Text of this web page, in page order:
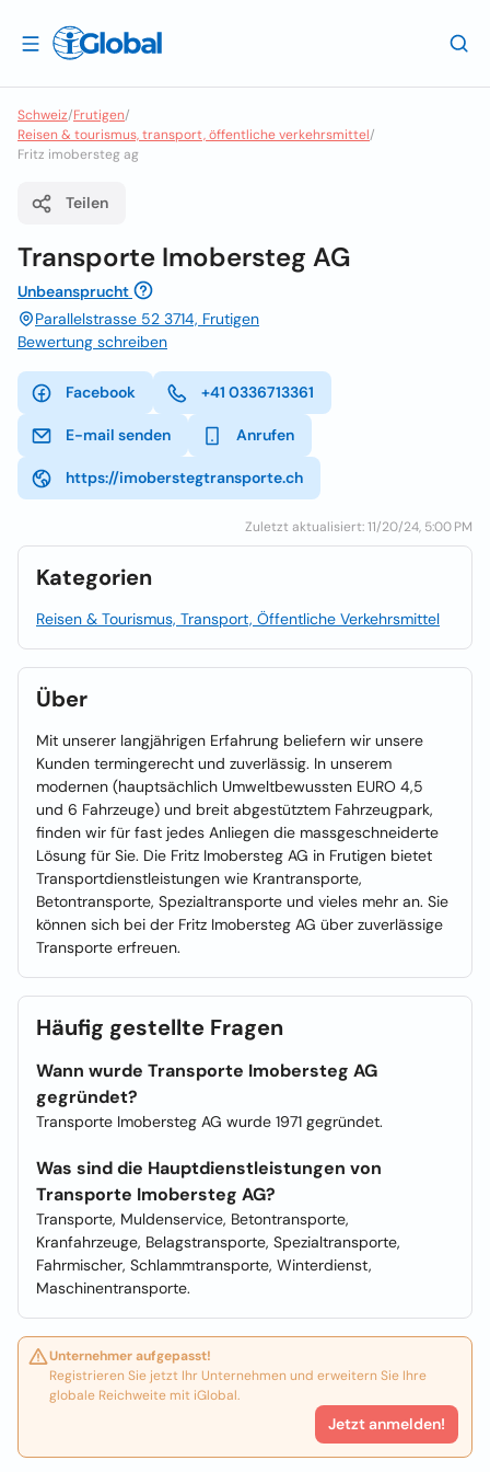
Schweiz/Frutigen/
Reisen & tourismus, transport, öffentliche verkehrsmittel/
Fritz imobersteg ag
Teilen
Transporte Imobersteg AG
Unbeansprucht
Parallelstrasse 52 3714, Frutigen
Bewertung schreiben
Facebook +41 0336713361
E-mail senden Anrufen
https://imoberstegtransporte.ch
Zuletzt aktualisiert: 11/20/24, 5:00 PM
Kategorien
Reisen & Tourismus, Transport, Öffentliche Verkehrsmittel
Über
Mit unserer langjährigen Erfahrung beliefern wir unsere
Kunden termingerecht und zuverlässig. In unserem
modernen (hauptsächlich Umweltbewussten EURO 4,5
und 6 Fahrzeuge) und breit abgestütztem Fahrzeugpark,
finden wir für fast jedes Anliegen die massgeschneiderte
Lösung für Sie. Die Fritz Imobersteg AG in Frutigen bietet
Transportdienstleistungen wie Krantransporte,
Betontransporte, Spezialtransporte und vieles mehr an. Sie
können sich bei der Fritz Imobersteg AG über zuverlässige
Transporte erfreuen.
Häufig gestellte Fragen
Wann wurde Transporte Imobersteg AG
gegründet?
Transporte Imobersteg AG wurde 1971 gegründet.
Was sind die Hauptdienstleistungen von
Transporte Imobersteg AG?
Transporte, Muldenservice, Betontransporte,
Kranfahrzeuge, Belagstransporte, Spezialtransporte,
Fahrmischer, Schlammtransporte, Winterdienst,
Maschinentransporte.
Unternehmer aufgepasst!
Registrieren Sie jetzt Ihr Unternehmen und erweitern Sie Ihre
globale Reichweite mit iGlobal.
Jetzt anmelden!